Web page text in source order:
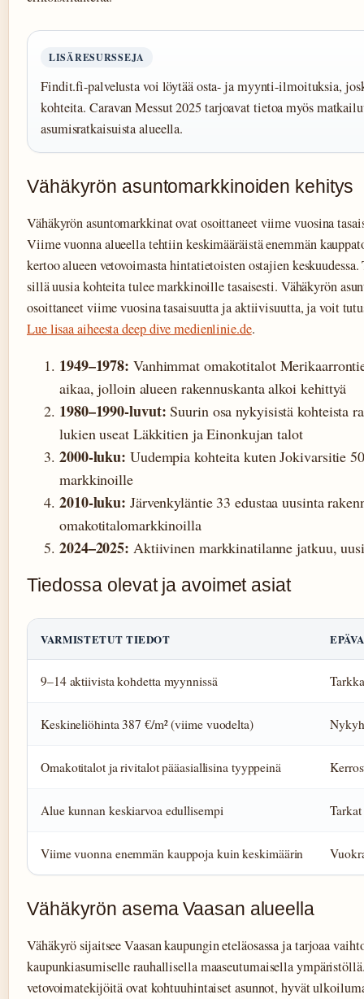
LISÄRESURSSEJA
Findit.fi-palvelusta voi löytää osta- ja myynti-ilmoituksia,
kohteita. Caravan Messut 2025 tarjoavat tietoa myös
asumisratkaisuista alueella.
Vähäkyrön asuntomarkkinoiden kehitys
Vähäkyrön asuntomarkkinat ovat osoittaneet viime vuosina
Viime vuonna alueella tehtiin keskimääräistä enemmän
kertoo alueen vetovoimasta hintatietoisten ostajien
sillä uusia kohteita tulee markkinoille tasaisesti. Vähäkyrön
osoittaneet viime vuosina tasaisuutta ja aktiivisuutta, ja voit
Lue lisaa aiheesta deep dive medienlinie.de.
1949–1978: Vanhimmat omakotitalot
aikaa, jolloin alueen rakennuskanta alkoi kehittyä
1980–1990-luvut: Suurin osa nykyisistä kohteista
lukien useat Läkkitien ja Einonkujan talot
2000-luku: Uudempia kohteita kuten Jokivarsitie
markkinoille
2010-luku: Järvenkyläntie 33 edustaa uusinta
omakotitalomarkkinoilla
2024–2025: Aktiivinen markkinatilanne jatkuu,
Tiedossa olevat ja avoimet asiat
VARMISTETUT TIEDOT
9–14 aktiivista kohdetta myynnissä
Keskineliöhinta 387 €/m² (viime vuodelta)
Omakotitalot ja rivitalot pääasiallisina tyyppeinä
Alue kunnan keskiarvoa edullisempi
Viime vuonna enemmän kauppoja kuin keskimäärin
Vähäkyrön asema Vaasan alueella
Vähäkyrö sijaitsee Vaasan kaupungin eteläosassa ja tarjoaa
kaupunkiasumiselle rauhallisella maaseutumaisella
vetovoimatekijöitä ovat kohtuuhintaiset asunnot, hyvät